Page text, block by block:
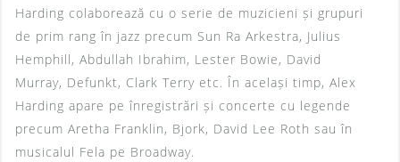
Harding colaborează cu o serie de muzicieni și grupuri
de prim rang în jazz precum Sun Ra Arkestra, Julius
Hemphill, Abdullah Ibrahim, Lester Bowie, David
Murray, Defunkt, Clark Terry etc. În același timp, Alex
Harding apare pe înregistrări și concerte cu legende
precum Aretha Franklin, Bjork, David Lee Roth sau în
musicalul Fela pe Broadway.